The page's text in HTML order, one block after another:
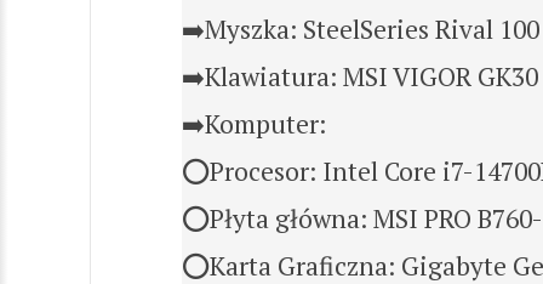
➡️Myszka: SteelSeries Rival 100
➡️Klawiatura: MSI VIGOR GK30
➡️Komputer:
⭕Procesor: Intel Core i7-
⭕Płyta główna: MSI PRO
⭕Karta Graficzna: Gigabyte